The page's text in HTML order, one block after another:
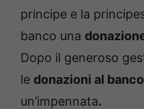
principe e la
banco una
Dopo il generoso
le donazioni al banco
un’impennata.